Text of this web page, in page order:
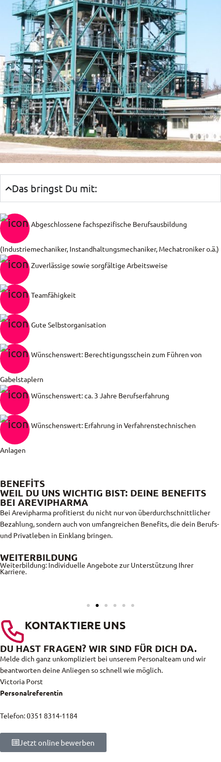
Das bringst Du mit:
Abgeschlossene fachspezifische Berufsausbildung
(Industriemechaniker, Instandhaltungsmechaniker, Mechatroniker o.ä.)
Zuverlässige sowie sorgfältige Arbeitsweise
Teamfähigkeit
Gute Selbstorganisation
Wünschenswert: Berechtigungsschein zum Führen von
Gabelstaplern
Wünschenswert: ca. 3 Jahre Berufserfahrung
Wünschenswert: Erfahrung in Verfahrenstechnischen
Anlagen
BENEFİTS
WEIL DU UNS WICHTIG BIST: DEINE BENEFITS
BEI AREVIPHARMA
Bei Arevipharma profitierst du nicht nur von überdurchschnittlicher
Bezahlung, sondern auch von umfangreichen Benefits, die dein Berufs-
und Privatleben in Einklang bringen.
WEITERBILDUNG
Weiterbildung: Individuelle Angebote zur Unterstützung Ihrer
Karriere.
KONTAKTIERE UNS
DU HAST FRAGEN? WIR SIND FÜR DICH DA.
Melde dich ganz unkompliziert bei unserem Personalteam und wir
beantworten deine Anliegen so schnell wie möglich.
Victoria Porst
Personalreferentin
Telefon: 0351 8314-1184
Jetzt online bewerben